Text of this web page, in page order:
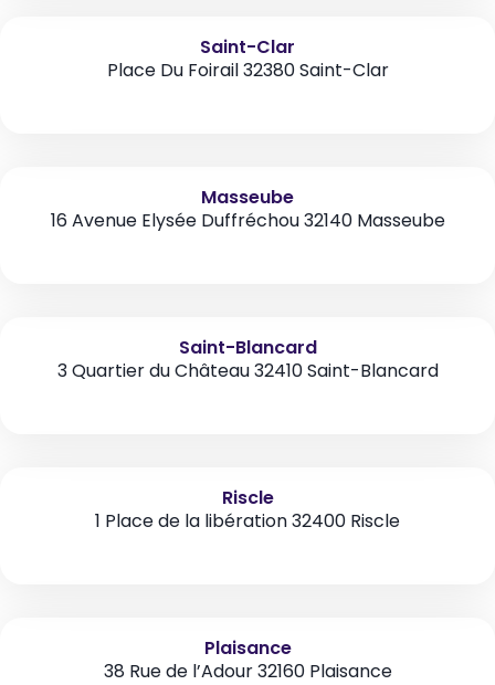
Saint-Clar
Place Du Foirail 32380 Saint-Clar
Masseube
16 Avenue Elysée Duffréchou 32140 Masseube
Saint-Blancard
3 Quartier du Château 32410 Saint-Blancard
Riscle
1 Place de la libération 32400 Riscle
Plaisance
38 Rue de l’Adour 32160 Plaisance